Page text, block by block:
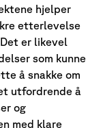
hjelper
etterlevelse
er likevel
som kunne
å snakke om
utfordrende å
og
med klare